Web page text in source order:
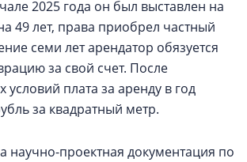
2025 года он был выставлен на
49 лет, права приобрел частный
семи лет арендатор обязуется
за свой счет. После
условий плата за аренду в год
за квадратный метр.
научно-проектная документация по